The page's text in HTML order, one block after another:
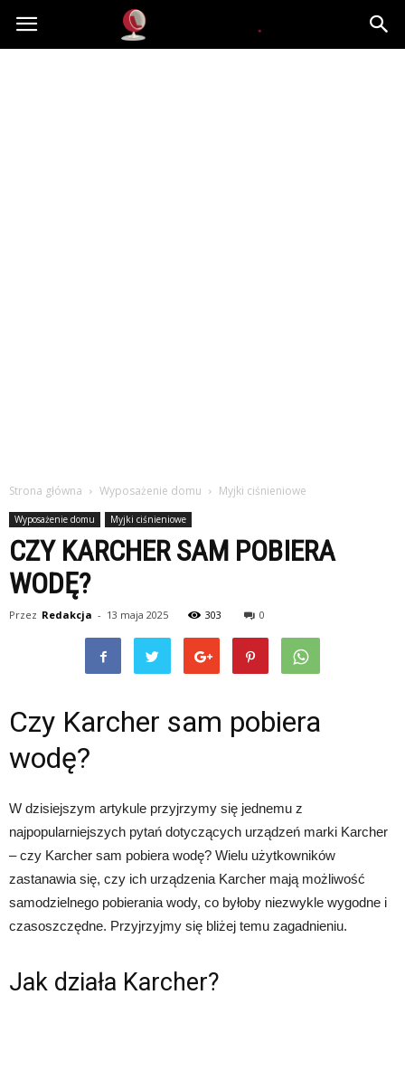
Dekoteria.pl
Strona główna Wyposażenie domu Myjki ciśnieniowe
Wyposażenie domu Myjki ciśnieniowe
CZY KARCHER SAM POBIERA
WODĘ?
Przez Redakcja - 13 maja 2025 303 0
Czy Karcher sam pobiera
wodę?
W dzisiejszym artykule przyjrzymy się jednemu z
najpopularniejszych pytań dotyczących urządzeń marki Karcher
– czy Karcher sam pobiera wodę? Wielu użytkowników
zastanawia się, czy ich urządzenia Karcher mają możliwość
samodzielnego pobierania wody, co byłoby niezwykle wygodne i
czasoszczędne. Przyjrzyjmy się bliżej temu zagadnieniu.
Jak działa Karcher?